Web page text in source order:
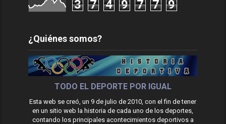
3 7 4 9 7 7 9
¿Quiénes somos?
TODO EL DEPORTE POR IGUAL
Esta web se creó, un 9 de julio de 2010, con el fin de tener
en un sitio web la historia de cada uno de los deportes,
contando los principales acontecimientos deportivos a